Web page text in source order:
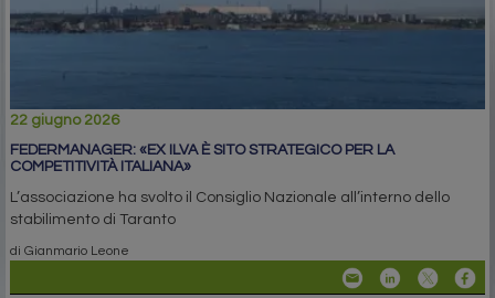
22 giugno 2026
FEDERMANAGER: «EX ILVA È SITO STRATEGICO PER LA
COMPETITIVITÀ ITALIANA»
L’associazione ha svolto il Consiglio Nazionale all’interno dello
stabilimento di Taranto
di Gianmario Leone